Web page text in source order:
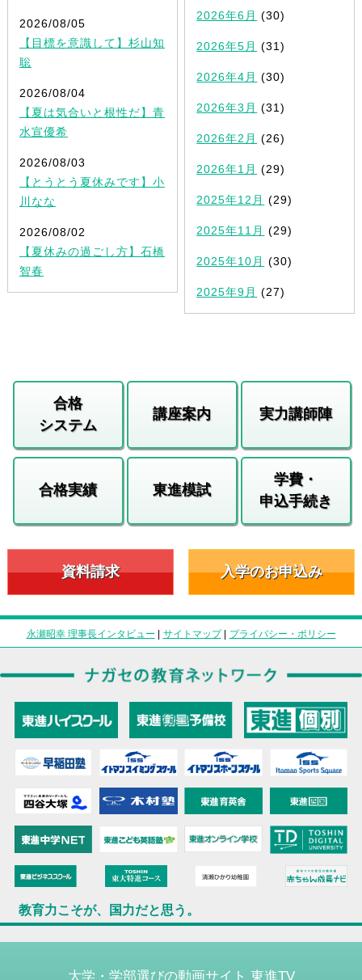
2026/08/05
【目標を意識して】杉山知
聡
2026/08/04
【夏は気合いと根性だ】青
水宣優希
2026/08/03
【とうとう夏休みです】小
川なな
2026/08/02
【夏休みの過ごし方】石橋
智春
2026年6月 (30)
2026年5月 (31)
2026年4月 (30)
2026年3月 (31)
2026年2月 (26)
2026年1月 (29)
2025年12月 (29)
2025年11月 (29)
2025年10月 (30)
2025年9月 (27)
合格
システム
講座案内 実力講師陣
合格実績 東進模試
学費・
申込手続き
資料請求 入学のお申込み
永瀬昭幸 理事長インタビュー サイトマップ| プライバシー・ポリシー
教育力こそが、国力だと思う。
大学・学部選びの動画サイト 東進TV